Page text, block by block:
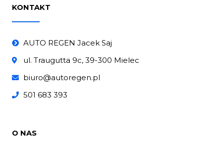
KONTAKT
AUTO REGEN Jacek Saj
ul. Traugutta 9c, 39-300 Mielec
biuro@autoregen.pl
501 683 393
O NAS